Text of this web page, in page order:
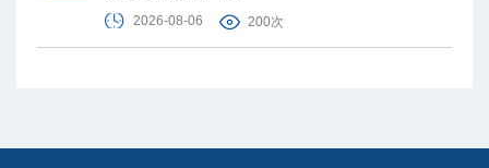
2026-08-06 200次